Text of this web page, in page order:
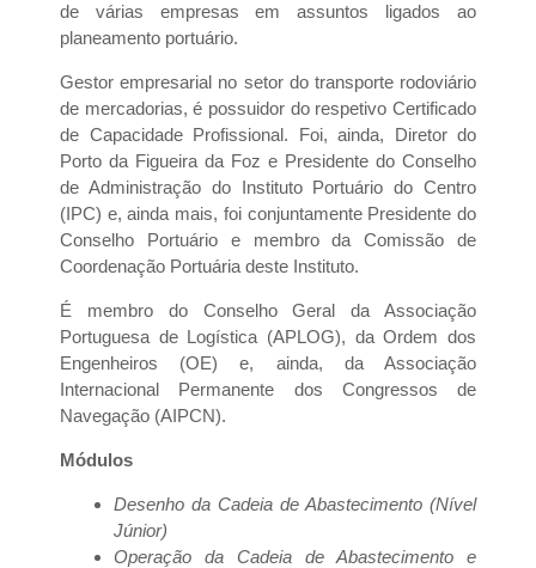
de várias empresas em assuntos ligados ao
planeamento portuário.
Gestor empresarial no setor do transporte rodoviário
de mercadorias, é possuidor do respetivo Certificado
de Capacidade Profissional. Foi, ainda, Diretor do
Porto da Figueira da Foz e Presidente do Conselho
de Administração do Instituto Portuário do Centro
(IPC) e, ainda mais, foi conjuntamente Presidente do
Conselho Portuário e membro da Comissão de
Coordenação Portuária deste Instituto.
É membro do Conselho Geral da Associação
Portuguesa de Logística (APLOG), da Ordem dos
Engenheiros (OE) e, ainda, da Associação
Internacional Permanente dos Congressos de
Navegação (AIPCN).
Módulos
Desenho da Cadeia de Abastecimento (Nível
Júnior)
Operação da Cadeia de Abastecimento e